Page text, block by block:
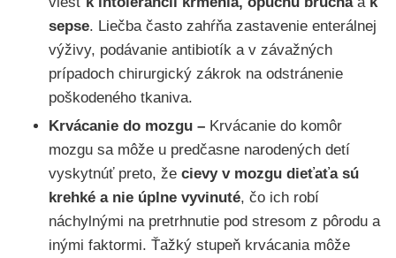
sepse. Liečba často zahŕňa zastavenie enterálnej
výživy, podávanie antibiotík a v závažných
prípadoch chirurgický zákrok na odstránenie
poškodeného tkaniva.
Krvácanie do mozgu – Krvácanie do komôr
mozgu sa môže u predčasne narodených detí
vyskytnúť preto, že cievy v mozgu dieťaťa sú
krehké a nie úplne vyvinuté, čo ich robí
náchylnými na pretrhnutie pod stresom z pôrodu a
inými faktormi. Ťažký stupeň krvácania môže